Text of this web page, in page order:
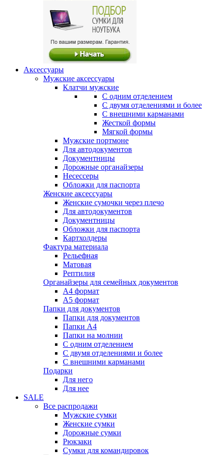
Аксессуары
Мужские аксессуары
Клатчи мужские
С одним отделением
С двумя отделениями и более
С внешними карманами
Жесткой формы
Мягкой формы
Мужские портмоне
Для автодокументов
Документницы
Дорожные органайзеры
Несессеры
Обложки для паспорта
Женские аксессуары
Женские сумочки через плечо
Для автодокументов
Документницы
Обложки для паспорта
Картхолдеры
Фактура материала
Рельефная
Матовая
Рептилия
Органайзеры для семейных документов
А4 формат
А5 формат
Папки для документов
Папки для документов
Папки А4
Папки на молнии
С одним отделением
С двумя отделениями и более
С внешними карманами
Подарки
Для него
Для нее
SALE
Все распродажи
Мужские сумки
Женские сумки
Дорожные сумки
Рюкзаки
Сумки для командировок